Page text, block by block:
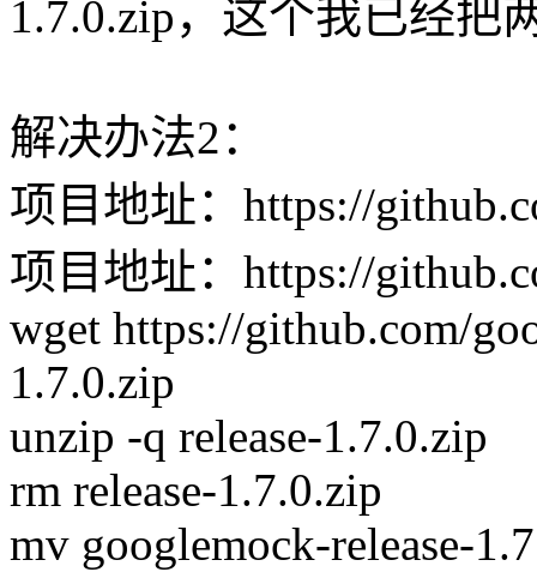
1.7.0.zip，这个我已经把
解决办法2：
项目地址：https://
项目地址：https://
wget https://github.com/
1.7.0.zip
unzip -q release-1.7.0.zip
rm release-1.7.0.zip
mv googlemock-release-